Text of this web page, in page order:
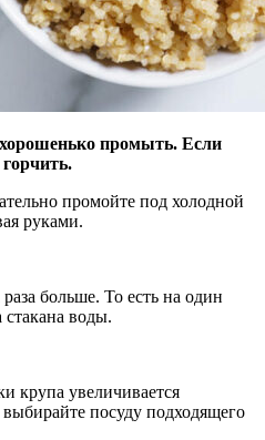
промыть. Если
промойте под холодной
руками.
больше. То есть на один
стакана воды.
крупа увеличивается
посуду подходящего